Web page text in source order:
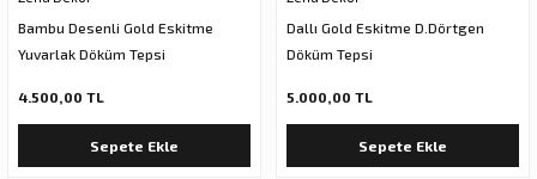
Bambu Desenli Gold Eskitme
Yuvarlak Döküm Tepsi
4.500,00 TL
Sepete Ekle
Dallı Gold Eskitme D.Dörtgen
Döküm Tepsi
5.000,00 TL
Sepete Ekle